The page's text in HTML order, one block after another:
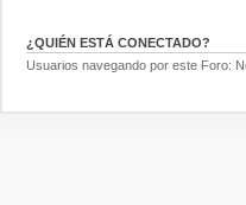
¿QUIÉN ESTÁ CONECTADO?
Usuarios navegando por este Foro: